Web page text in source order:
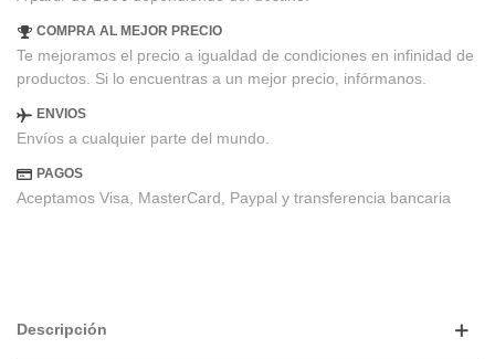
COMPRA AL MEJOR PRECIO
Te mejoramos el precio a igualdad de condiciones en infinidad de
productos. Si lo encuentras a un mejor precio, infórmanos.
ENVIOS
Envíos a cualquier parte del mundo.
PAGOS
Aceptamos Visa, MasterCard, Paypal y transferencia bancaria
Descripción